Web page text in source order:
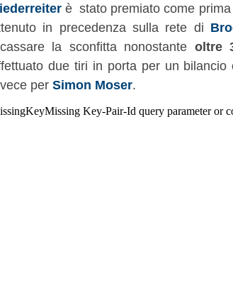
è stato premiato come prima
in precedenza sulla rete di
la sconfitta nonostante oltre
due tiri in porta per un
per Simon Moser.